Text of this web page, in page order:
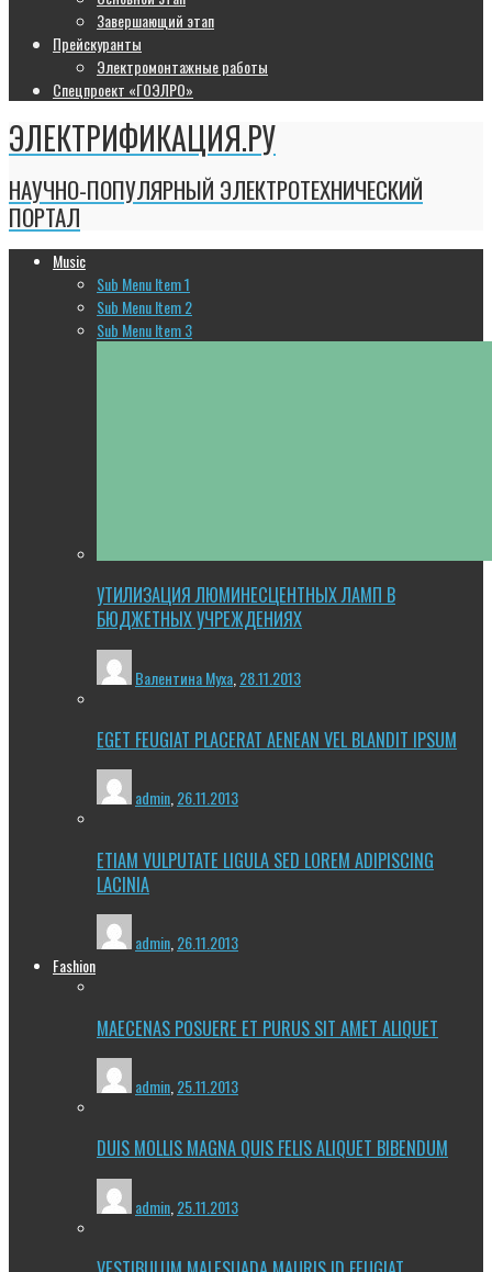
Завершающий этап
Прейскуранты
Электромонтажные работы
Спецпроект «ГОЭЛРО»
ЭЛЕКТРИФИКАЦИЯ.РУ
НАУЧНО-ПОПУЛЯРНЫЙ ЭЛЕКТРОТЕХНИЧЕСКИЙ
ПОРТАЛ
Music
Sub Menu Item 1
Sub Menu Item 2
Sub Menu Item 3
УТИЛИЗАЦИЯ ЛЮМИНЕСЦЕНТНЫХ ЛАМП В
БЮДЖЕТНЫХ УЧРЕЖДЕНИЯХ
Валентина Муха 28.11.2013
EGET FEUGIAT PLACERAT AENEAN VEL BLANDIT IPSUM
admin,26.11.2013
ETIAM VULPUTATE LIGULA SED LOREM ADIPISCING
LACINIA
admin 26.11.2013
Fashion
MAECENAS POSUERE ET PURUS SIT AMET ALIQUET
admin 25.11.2013
DUIS MOLLIS MAGNA QUIS FELIS ALIQUET BIBENDUM
admin 25.11.2013